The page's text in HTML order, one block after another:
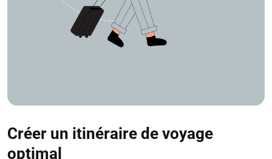
Créer un itinéraire de voyage
optimal